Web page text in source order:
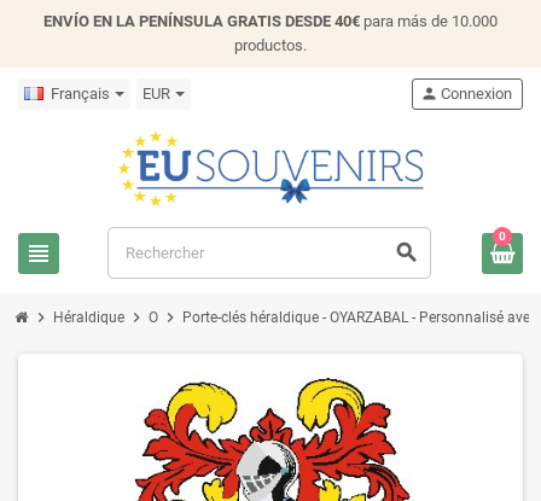
ENVÍO EN LA PENÍNSULA GRATIS DESDE 40€ para más de 10.000
productos.
Français EUR
view_headline search
person Connexion
0
chevron_right Héraldique chevron_right O chevron_right Porte-clés héraldique - OYARZABAL - Personnalisé